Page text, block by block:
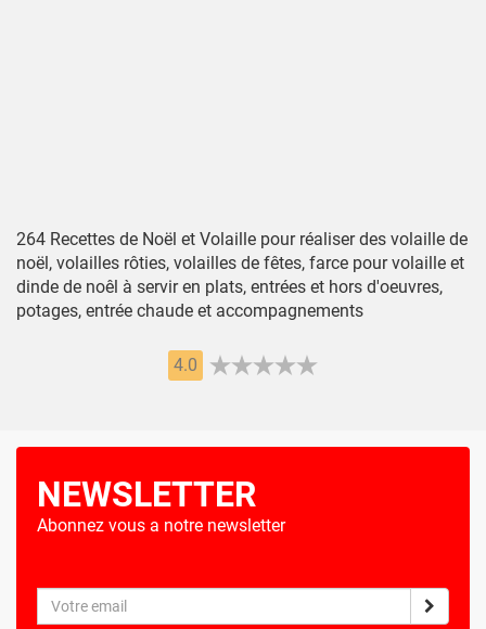
264 Recettes de Noël et Volaille pour réaliser des volaille de
noël, volailles rôties, volailles de fêtes, farce pour volaille et
dinde de noêl à servir en plats, entrées et hors d'oeuvres,
potages, entrée chaude et accompagnements
4.0
NEWSLETTER
Abonnez vous a notre newsletter